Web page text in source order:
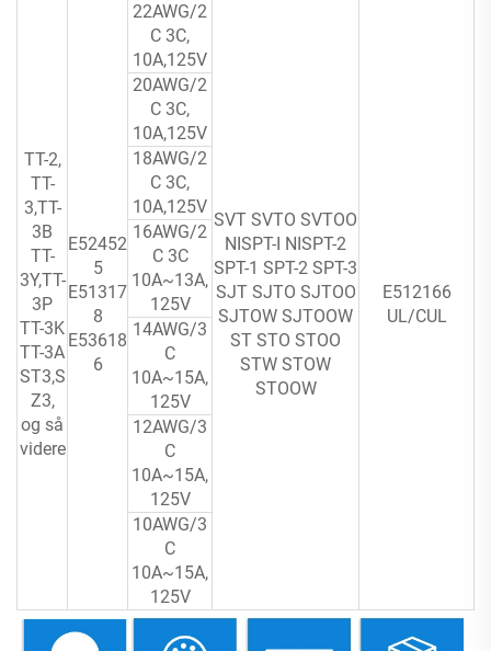
TT-2,
TT-
3,TT-
3B
TT-
3Y,TT-
3P
TT-3K
TT-3A
ST3,S
Z3,
og så
videre
E52452
5
E51317
8
E53618
6
22AWG/2
C 3C,
10A,125V
SVT SVTO SVTOO
NISPT-I NISPT-2
SPT-1 SPT-2 SPT-3
SJT SJTO SJTOO
SJTOW SJTOOW
ST STO STOO
STW STOW
STOOW
E512166
UL/CUL
20AWG/2
C 3C,
10A,125V
18AWG/2
C 3C,
10A,125V
16AWG/2
C 3C
10A~13A,
125V
14AWG/3
C
10A~15A,
125V
12AWG/3
C
10A~15A,
125V
10AWG/3
C
10A~15A,
125V